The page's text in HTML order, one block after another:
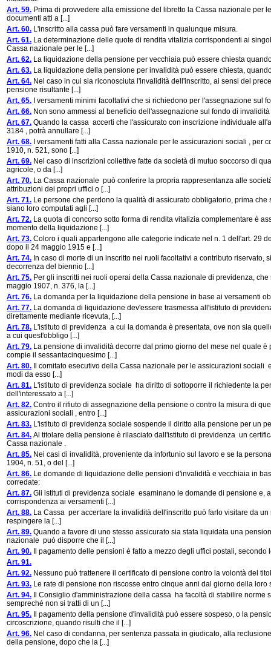
Art. 59. Prima di provvedere alla emissione del libretto la Cassa nazionale
documenti atti a [...]
Art. 60. L'inscritto alla cassa può fare versamenti in qualunque misura.
Art. 61. La determinazione delle quote di rendita vitalizia corrispondenti ai
Cassa nazionale per le [...]
Art. 62. La liquidazione della pensione per vecchiaia può essere chiesta
Art. 63. La liquidazione della pensione per invalidità può essere chiesta,
Art. 64. Nel caso in cui sia riconosciuta l'invalidità dell'inscritto, ai sensi del
pensione risultante [...]
Art. 65. I versamenti minimi facoltativi che si richiedono per l'assegnazione sul
Art. 66. Non sono ammessi al beneficio dell'assegnazione sul fondo di
Art. 67. Quando la cassa accerti che l'assicurato con inscrizione individuale
3184 , potrà annullare [...]
Art. 68. I versamenti fatti alla Cassa nazionale per le assicurazioni sociali ,
1910, n. 521, sono [...]
Art. 69. Nel caso di inscrizioni collettive fatte da società di mutuo soccorso di
agricole, o da [...]
Art. 70. La Cassa nazionale può conferire la propria rappresentanza alle
attribuzioni dei propri uffici o [...]
Art. 71. Le persone che perdono la qualità di assicurato obbligatorio, prima
siano loro computati agli [...]
Art. 72. La quota di concorso sotto forma di rendita vitalizia complementare è
momento della liquidazione [...]
Art. 73. Coloro i quali appartengono alle categorie indicate nel n. 1 dell'art. 29
dopo il 24 maggio 1915 e [...]
Art. 74. In caso di morte di un inscritto nei ruoli facoltativi a contributo
decorrenza del biennio [...]
Art. 75. Per gli inscritti nei ruoli operai della Cassa nazionale di previdenza,
maggio 1907, n. 376, la [...]
Art. 76. La domanda per la liquidazione della pensione in base ai versamenti
Art. 77. La domanda di liquidazione dev'essere trasmessa all'istituto di
direttamente mediante ricevuta, [...]
Art. 78. L'istituto di previdenza a cui la domanda è presentata, ove non sia
a cui quest'obbligo [...]
Art. 79. La pensione di invalidità decorre dal primo giorno del mese nel quale
compie il sessantacinquesimo [...]
Art. 80. Il comitato esecutivo della Cassa nazionale per le assicurazioni
modi da esso [...]
Art. 81. L'istituto di previdenza sociale ha diritto di sottoporre il richiedente la
dell'interessato a [...]
Art. 82. Contro il rifiuto di assegnazione della pensione o contro la misura di
assicurazioni sociali , entro [...]
Art. 83. L'istituto di previdenza sociale sospende il diritto alla pensione per un
Art. 84. Al titolare della pensione è rilasciato dall'istituto di previdenza un
Cassa nazionale .
Art. 85. Nei casi di invalidità, proveniente da infortunio sul lavoro e se la
1904, n. 51, o del [...]
Art. 86. Le domande di liquidazione delle pensioni d'invalidità e vecchiaia in
corredate:
Art. 87. Gli istituti di previdenza sociale esaminano le domande di pensione e,
corrispondenza ai versamenti [...]
Art. 88. La Cassa per accertare la invalidità dell'inscritto può farlo visitare da
respingere la [...]
Art. 89. Quando a favore di uno stesso assicurato sia stata liquidata una
nazionale può disporre che il [...]
Art. 90. Il pagamento delle pensioni è fatto a mezzo degli uffici postali,
Art. 91.
Art. 92. Nessuno può trattenere il certificato di pensione contro la volontà del
Art. 93. Le rate di pensione non riscosse entro cinque anni dal giorno della
Art. 94. Il Consiglio d'amministrazione della cassa ha facoltà di stabilire
sempreché non si tratti di un [...]
Art. 95. Il pagamento della pensione d'invalidità può essere sospeso, o la
circoscrizione, quando risulti che il [...]
Art. 96. Nel caso di condanna, per sentenza passata in giudicato, alla
della pensione, dopo che la [...]